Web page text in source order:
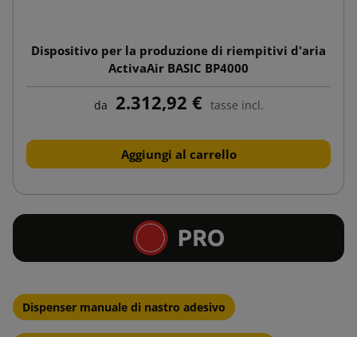
Dispositivo per la produzione di riempitivi d'aria
ActivaAir BASIC BP4000
da 2.312,92 € tasse incl.
Aggiungi al carrello
Dispenser manuale di nastro adesivo